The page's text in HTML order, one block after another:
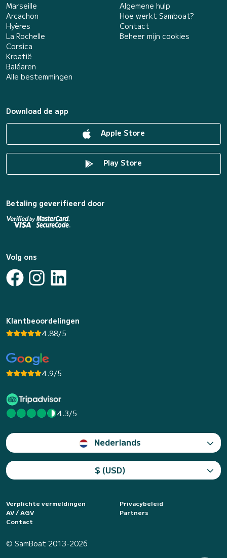
Marseille
Arcachon
Hyères
La Rochelle
Corsica
Kroatië
Baléaren
Alle bestemmingen
Algemene hulp
Hoe werkt Samboat?
Contact
Beheer mijn cookies
Download de app
Apple Store
Play Store
Betaling geverifieerd door
Volg ons
Klantbeoordelingen
4.88/5
4.9/5
4.3/5
Nederlands
$ (USD)
Verplichte vermeldingen
Privacybeleid
AV / AGV
Partners
Contact
© SamBoat 2013-2026